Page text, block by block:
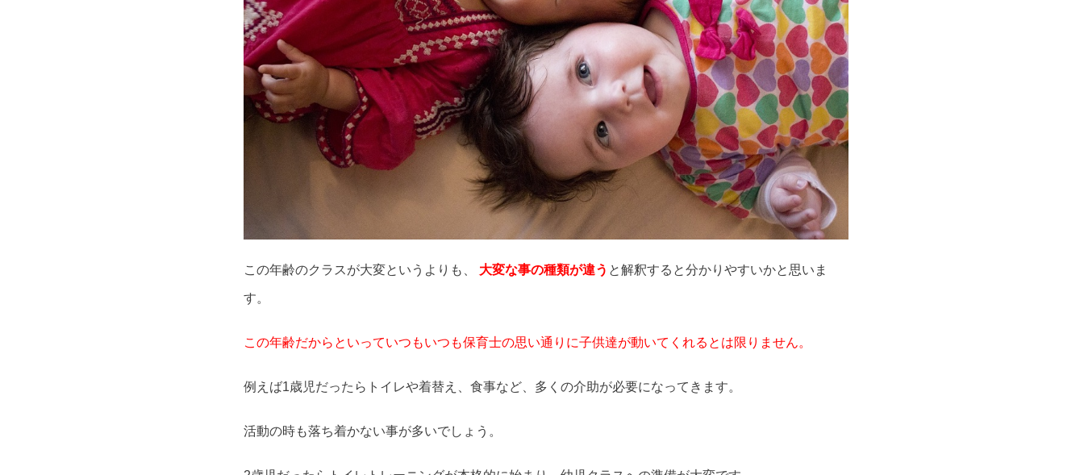
この年齢のクラスが大変というよりも、 大変な事の種類が違う と解釈すると分かりやすいかと思いま
す。
この年齢だからといっていつもいつも保育士の思い通りに子供達が動いてくれるとは限りません。
例えば1歳児だったらトイレや着替え、食事など、多くの介助が必要になってきます。
活動の時も落ち着かない事が多いでしょう。